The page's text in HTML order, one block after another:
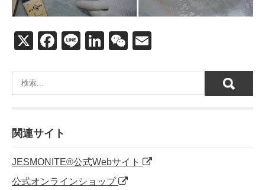
X
F
c
e
o
o
k
Li
e
Li
k
e
W
C
h
ail
関連サイト
JESMONITE®公式Webサイト
公式オンラインショップ